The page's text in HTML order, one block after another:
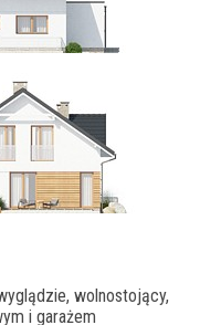
wolnostojący,
i garażem